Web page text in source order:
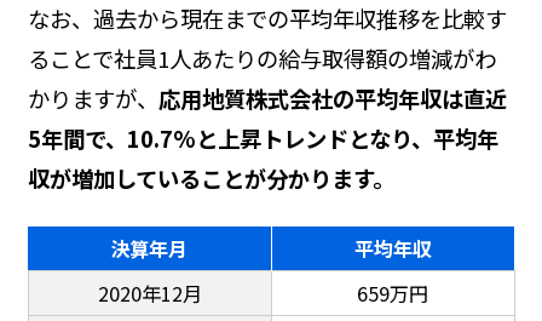
なお、過去から現在までの平均年収推移を比較す
ることで社員1人あたりの給与取得額の増減がわ
かりますが、 応用地質株式会社の平均年収は直近
5年間で、10.7%と上昇トレンドとなり、平均年
収が増加していることが分かります。
決算年月
平均年収
2020年12月
659万円